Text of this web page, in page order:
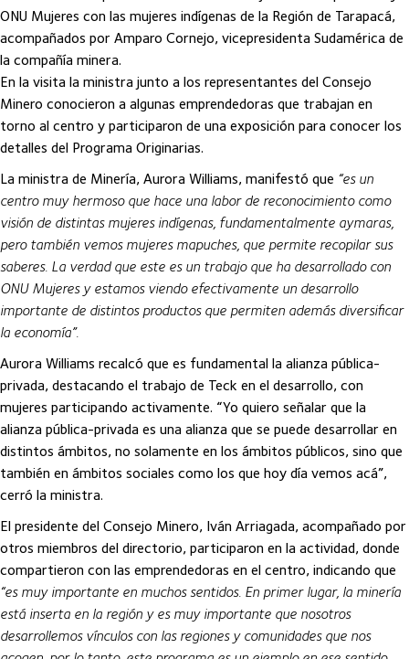
ONU Mujeres con las mujeres indígenas de la Región de Tarapacá,
acompañados por Amparo Cornejo, vicepresidenta Sudamérica de
la compañía minera.
En la visita la ministra junto a los representantes del Consejo
Minero conocieron a algunas emprendedoras que trabajan en
torno al centro y participaron de una exposición para conocer los
detalles del Programa Originarias.
La ministra de Minería, Aurora Williams, manifestó que “es un
centro muy hermoso que hace una labor de reconocimiento como
visión de distintas mujeres indígenas, fundamentalmente aymaras,
pero también vemos mujeres mapuches, que permite recopilar sus
saberes. La verdad que este es un trabajo que ha desarrollado con
ONU Mujeres y estamos viendo efectivamente un desarrollo
importante de distintos productos que permiten además diversificar
la economía”.
Aurora Williams recalcó que es fundamental la alianza pública-
privada, destacando el trabajo de Teck en el desarrollo, con
mujeres participando activamente. “Yo quiero señalar que la
alianza pública-privada es una alianza que se puede desarrollar en
distintos ámbitos, no solamente en los ámbitos públicos, sino que
también en ámbitos sociales como los que hoy día vemos acá”,
cerró la ministra.
El presidente del Consejo Minero, Iván Arriagada, acompañado por
otros miembros del directorio, participaron en la actividad, donde
compartieron con las emprendedoras en el centro, indicando que
“es muy importante en muchos sentidos. En primer lugar, la minería
está inserta en la región y es muy importante que nosotros
desarrollemos vínculos con las regiones y comunidades que nos